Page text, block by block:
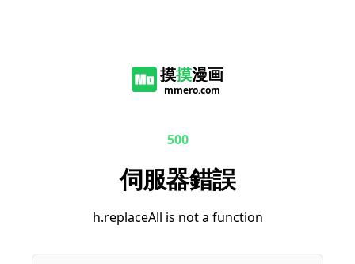
摸摸漫画
mmero.com
500
伺服器錯誤
h.replaceAll is not a function